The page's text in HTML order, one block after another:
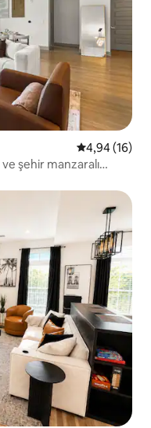
5 üzerinden
4,94 (16)
şehir manzaralı